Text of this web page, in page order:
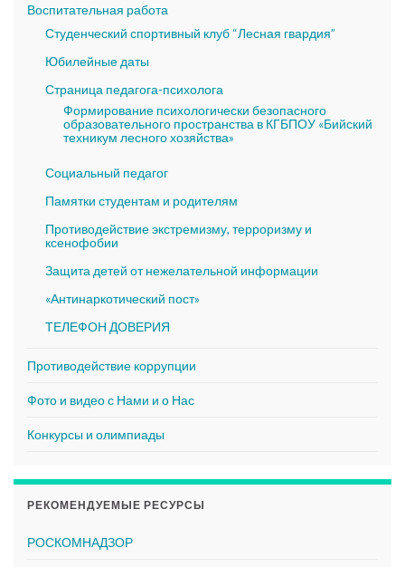
Воспитательная работа
Студенческий спортивный клуб “Лесная гвардия”
Юбилейные даты
Страница педагога-психолога
Формирование психологически безопасного
образовательного пространства в КГБПОУ «Бийский
техникум лесного хозяйства»
Социальный педагог
Памятки студентам и родителям
Противодействие экстремизму, терроризму и
ксенофобии
Защита детей от нежелательной информации
«Антинаркотический пост»
ТЕЛЕФОН ДОВЕРИЯ
Противодействие коррупции
Фото и видео с Нами и о Нас
Конкурсы и олимпиады
РЕКОМЕНДУЕМЫЕ РЕСУРСЫ
РОСКОМНАДЗОР